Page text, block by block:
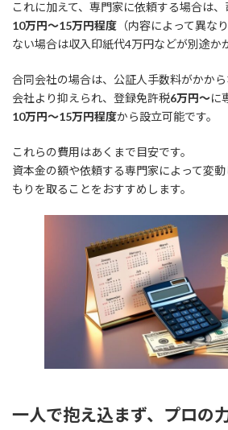
これに加えて、専門家に依頼する場合は
10万円～15万円程度 （内容によって異な
ない場合は収入印紙代4万円などが別途か
合同会社の場合は、公証人手数料がかか
会社より抑えられ、登録免許税6万円～に
10万円～15万円程度から設立可能です。
これらの費用はあくまで目安です。
資本金の額や依頼する専門家によって変
もりを取ることをおすすめします。
一人で抱え込まず、プロの